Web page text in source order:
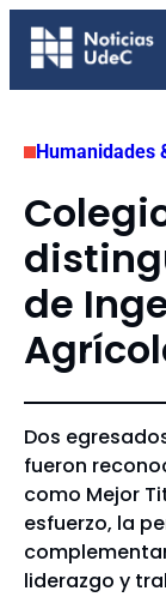
Saltar
Humanidades
de
Dos
fueron
como Mejor
esfuerzo, la
liderazgo y